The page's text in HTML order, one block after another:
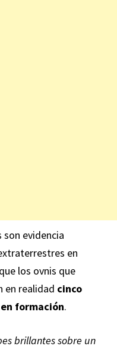
evidencia
en
los ovnis que
en realidad cinco
formación.
brillantes sobre un